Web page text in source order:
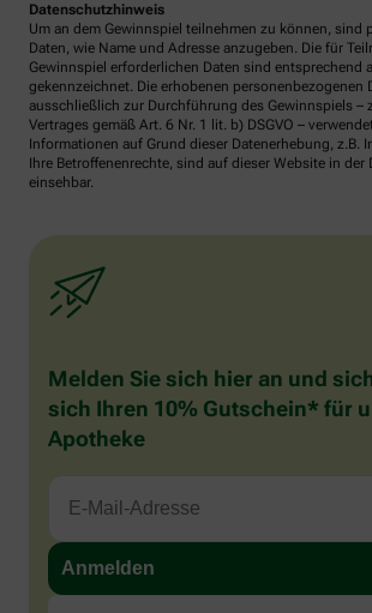
Datenschutzhinweis
Um an dem Gewinnspiel teilnehmen zu können, sind
Daten, wie Name und Adresse anzugeben. Die für
Gewinnspiel erforderlichen Daten sind entsprechend
gekennzeichnet. Die erhobenen personenbezogenen
ausschließlich zur Durchführung des Gewinnspiels –
Vertrages gemäß Art. 6 Nr. 1 lit. b) DSGVO –
Informationen auf Grund dieser Datenerhebung, z.B.
Ihre Betroffenenrechte, sind auf dieser Website in der
einsehbar.
Melden Sie sich hier an und
sich Ihren 10% Gutschein* für
Apotheke